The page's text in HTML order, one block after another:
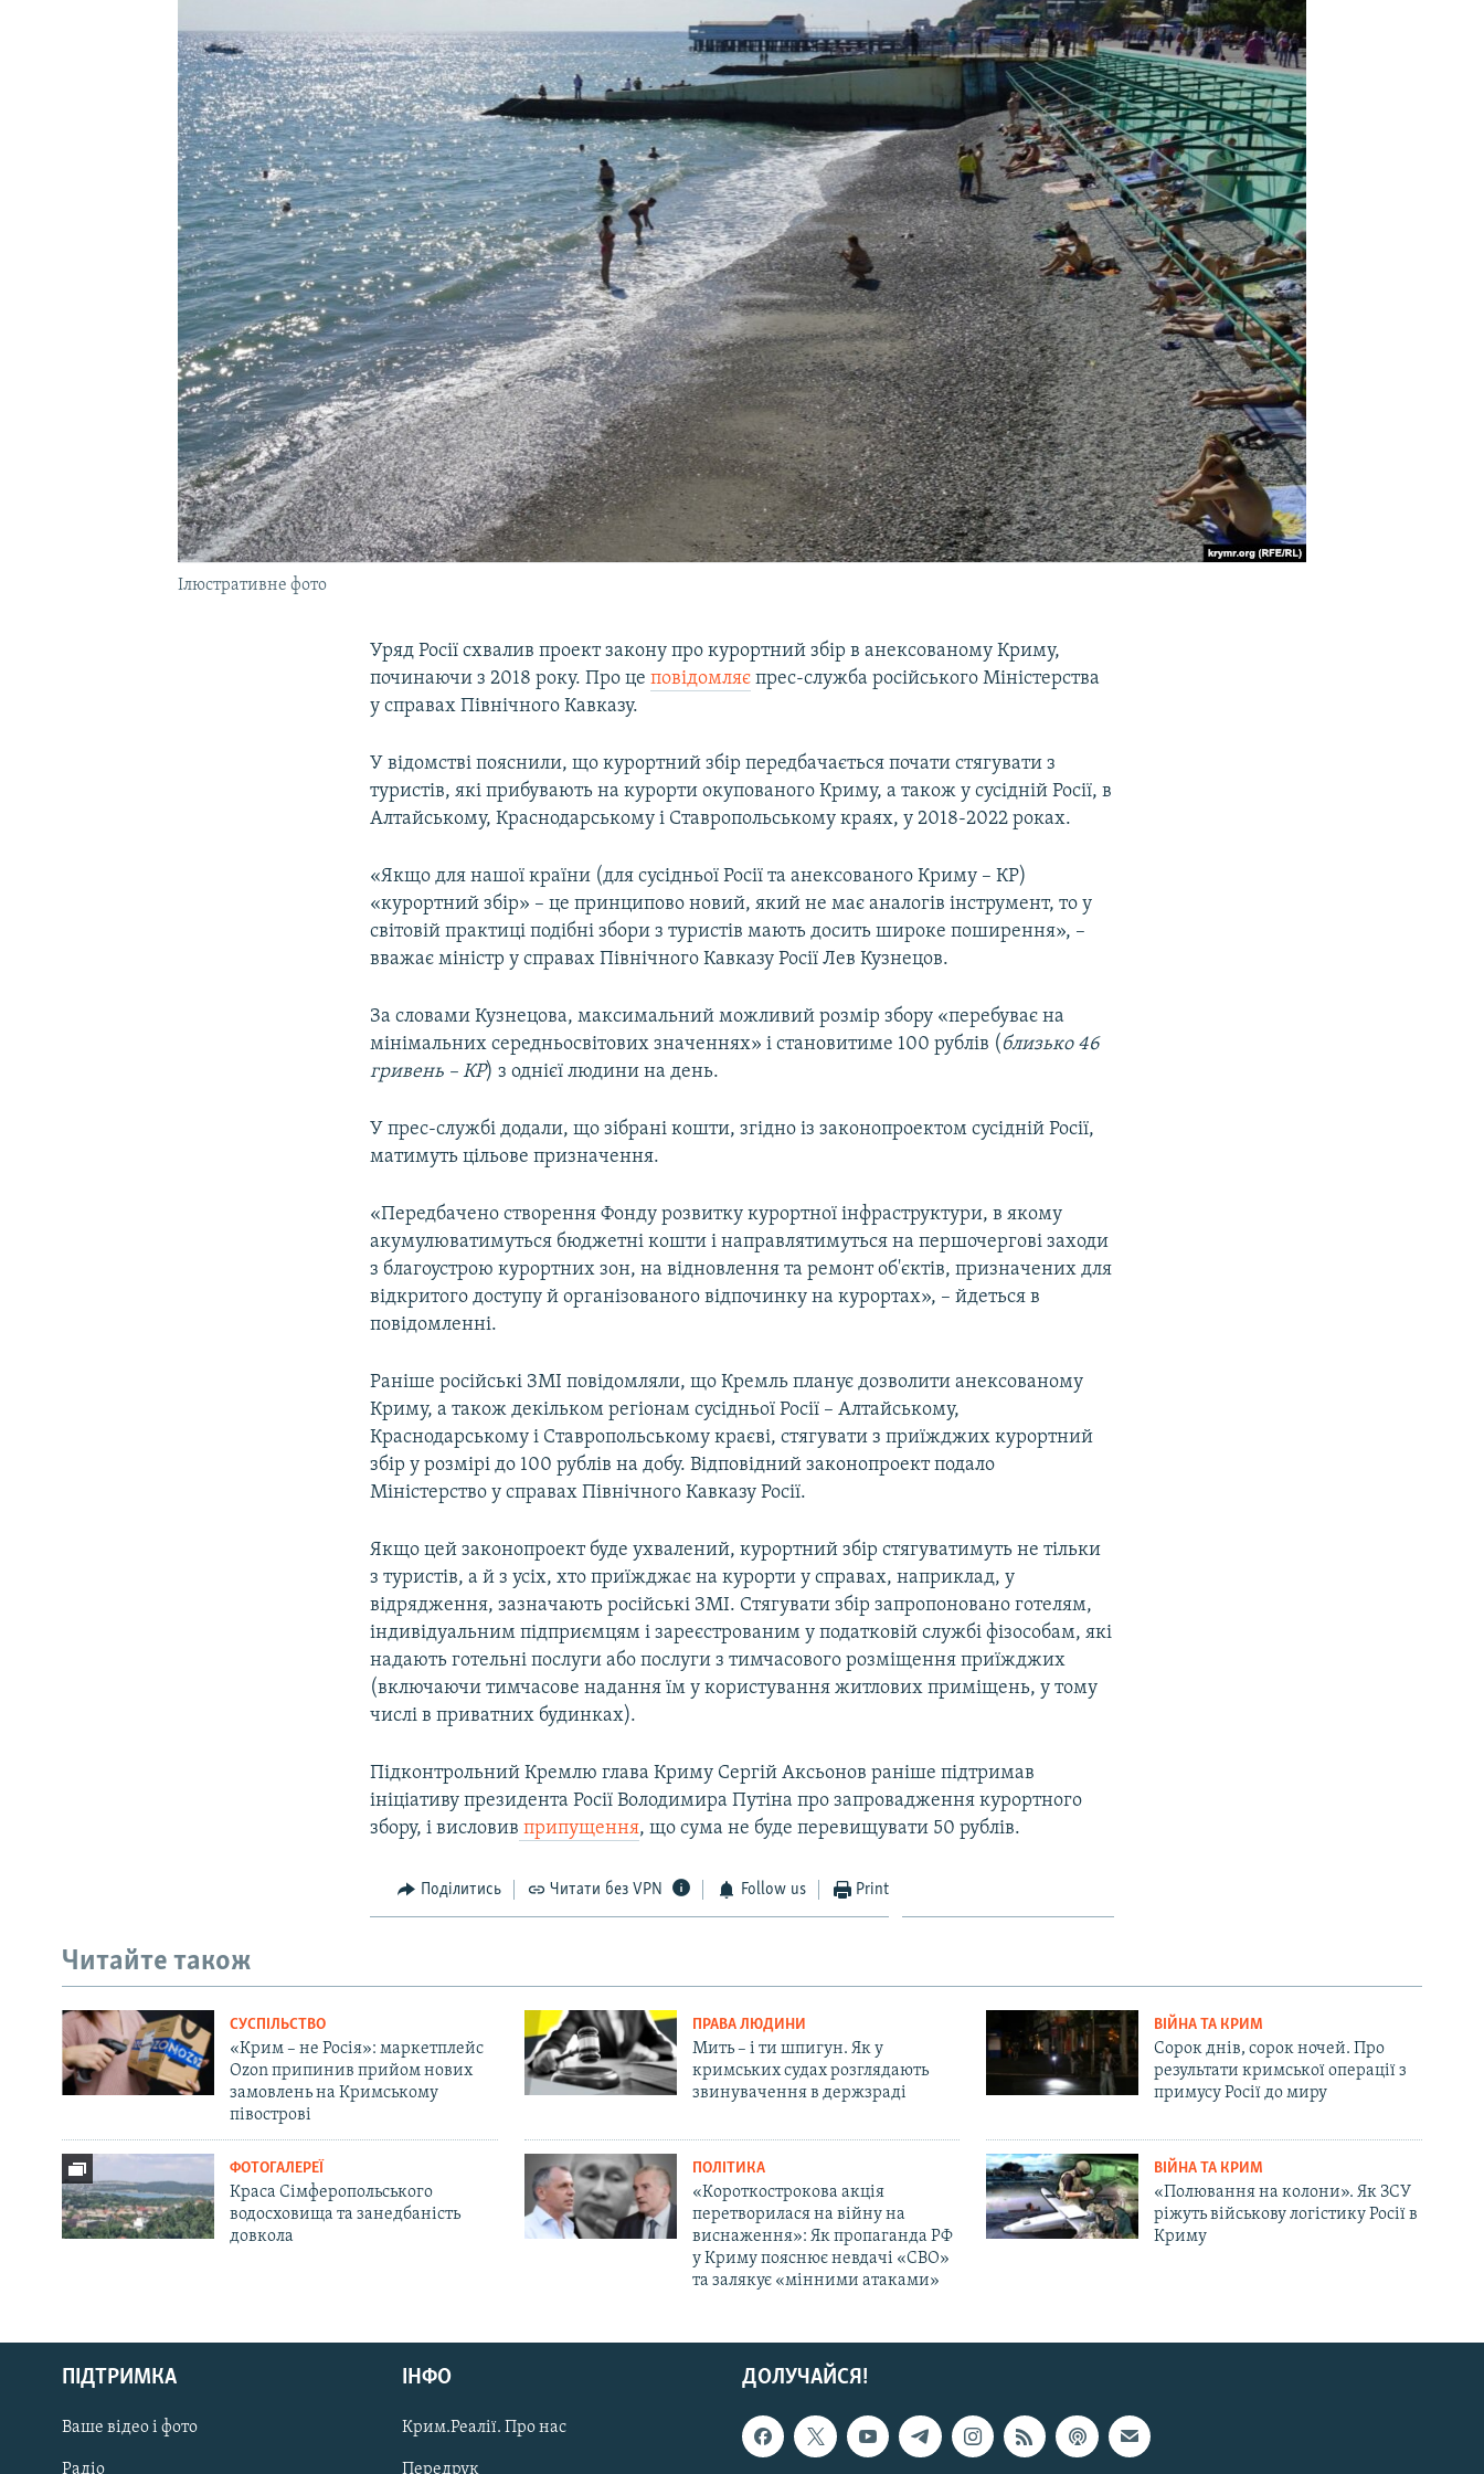
УКРАЇНСЬКА ПРОБЛЕМА КРИМУ
Русский
Qırımtatar
ДОЛУЧАЙСЯ!
Ілюстративне фото
Уряд Росії схвалив проект закону про курортний збір в анексованому Криму,
починаючи з 2018 року. Про цеповідомляє прес-служба російського Міністерства
у справах Північного Кавказу.
У відомстві пояснили, що курортний збір передбачається почати стягувати з
туристів, які прибувають на курорти окупованого Криму, а також у сусідній Росії, в
Алтайському, Краснодарському і Ставропольському краях, у 2018-2022 роках.
«Якщо для нашої країни (для сусідньої Росії та анексованого Криму – КР)
«курортний збір» – це принципово новий, який не має аналогів інструмент, то у
світовій практиці подібні збори з туристів мають досить широке поширення», –
вважає міністр у справах Північного Кавказу Росії Лев Кузнецов.
За словами Кузнецова, максимальний можливий розмір збору «перебуває на
мінімальних середньосвітових значеннях» і становитиме 100 рублів ( близько 46
гривень – КР) з однієї людини на день.
У прес-службі додали, що зібрані кошти, згідно із законопроектом сусідній Росії,
матимуть цільове призначення.
«Передбачено створення Фонду розвитку курортної інфраструктури, в якому
акумулюватимуться бюджетні кошти і направлятимуться на першочергові заходи
з благоустрою курортних зон, на відновлення та ремонт об'єктів, призначених для
відкритого доступу й організованого відпочинку на курортах», – йдеться в
повідомленні.
Раніше російські ЗМІ повідомляли, що Кремль планує дозволити анексованому
Криму, а також декільком регіонам сусідньої Росії – Алтайському,
Краснодарському і Ставропольському краєві, стягувати з приїжджих курортний
збір у розмірі до 100 рублів на добу. Відповідний законопроект подало
Міністерство у справах Північного Кавказу Росії.
Якщо цей законопроект буде ухвалений, курортний збір стягуватимуть не тільки
з туристів, а й з усіх, хто приїжджає на курорти у справах, наприклад, у
відрядження, зазначають російські ЗМІ. Стягувати збір запропоновано готелям,
індивідуальним підприємцям і зареєстрованим у податковій службі фізособам, які
надають готельні послуги або послуги з тимчасового розміщення приїжджих
(включаючи тимчасове надання їм у користування житлових приміщень, у тому
числі в приватних будинках).
Підконтрольний Кремлю глава Криму Сергій Аксьонов раніше підтримав
ініціативу президента Росії Володимира Путіна про запровадження курортного
збору, і висловив припущення, що сума не буде перевищувати 50 рублів.
Поділитись Читати без VPN Follow us Print
Читайте також
СУСПІЛЬСТВО
«Крим – не Росія»: маркетплейс
Ozon припинив прийом нових
замовлень на Кримському
півострові
ПРАВА ЛЮДИНИ
Мить – і ти шпигун. Як у
кримських судах розглядають
звинувачення в держзраді
ВІЙНА ТА КРИМ
Сорок днів, сорок ночей. Про
результати кримської операції з
примусу Росії до миру
ФОТОГАЛЕРЕЇ
Краса Сімферопольського
водосховища та занедбаність
довкола
ПОЛІТИКА
«Короткострокова акція
перетворилася на війну на
виснаження»: Як пропаганда РФ
у Криму пояснює невдачі «СВО»
та залякує «мінними атаками»
ВІЙНА ТА КРИМ
«Полювання на колони». Як ЗСУ
ріжуть військову логістику Росії в
Криму
ДОЛУЧАЙСЯ!
ПІДТРИМКА
Ваше відео і фото
Радіо
ІНФО
Крим.Реалії. Про нас
Передрук